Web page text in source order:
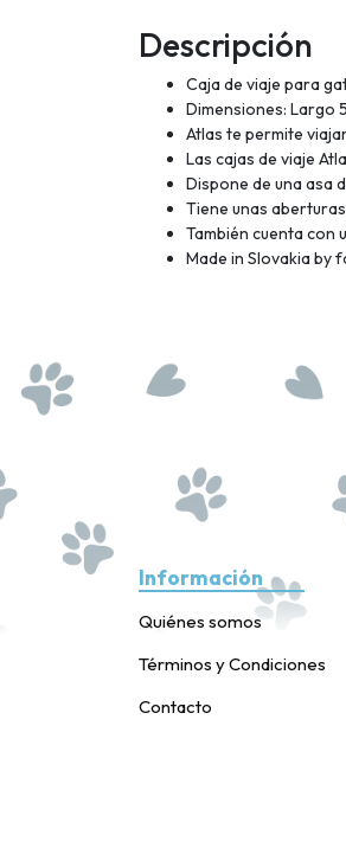
Descripción
Caja de viaje para
Dimensiones: Largo
Atlas te permite
Las cajas de viaje
Dispone de una asa
Tiene unas
También cuenta con
Made in Slovakia by
Información
Quiénes somos
Términos y Condiciones
Contacto